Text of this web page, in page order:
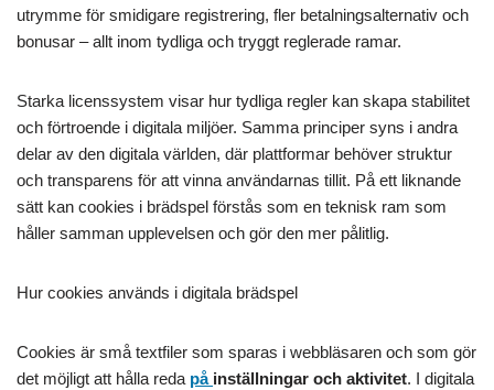
utrymme för smidigare registrering, fler betalningsalternativ och
bonusar – allt inom tydliga och tryggt reglerade ramar.
Starka licenssystem visar hur tydliga regler kan skapa stabilitet
och förtroende i digitala miljöer. Samma principer syns i andra
delar av den digitala världen, där plattformar behöver struktur
och transparens för att vinna användarnas tillit. På ett liknande
sätt kan cookies i brädspel förstås som en teknisk ram som
håller samman upplevelsen och gör den mer pålitlig.
Hur cookies används i digitala brädspel
Cookies är små textfiler som sparas i webbläsaren och som gör
det möjligt att hålla reda på inställningar och aktivitet. I digitala